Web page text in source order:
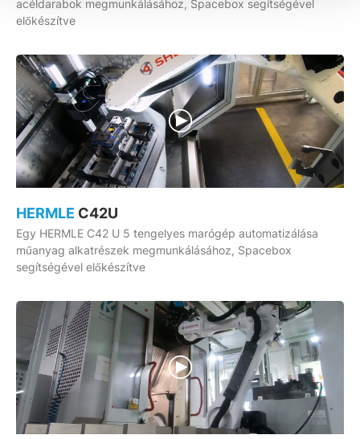
acéldarabok megmunkálásához, Spacebox segítségével
előkészítve
HERMLE C42U
Egy HERMLE C42 U 5 tengelyes marógép automatizálása
műanyag alkatrészek megmunkálásához, Spacebox
segítségével előkészítve